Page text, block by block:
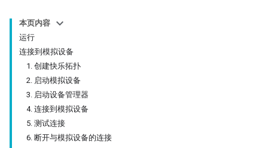
本页内容
运行
连接到模拟设备
1. 创建快乐拓扑
2. 启动模拟设备
3. 启动设备管理器
4. 连接到模拟设备
5. 测试连接
6. 断开与模拟设备的连接